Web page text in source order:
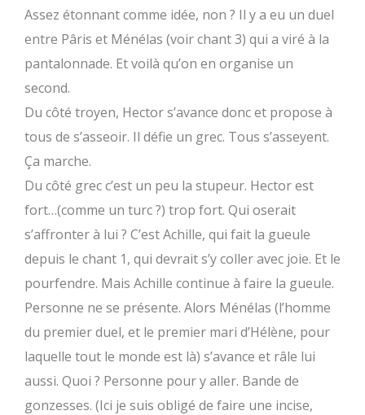
Assez étonnant comme idée, non ? Il y a eu un duel
entre Pâris et Ménélas (voir chant 3) qui a viré à la
pantalonnade. Et voilà qu’on en organise un
second.
Du côté troyen, Hector s’avance donc et propose à
tous de s’asseoir. Il défie un grec. Tous s’asseyent.
Ça marche.
Du côté grec c’est un peu la stupeur. Hector est
fort…(comme un turc ?) trop fort. Qui oserait
s’affronter à lui ? C’est Achille, qui fait la gueule
depuis le chant 1, qui devrait s’y coller avec joie. Et le
pourfendre. Mais Achille continue à faire la gueule.
Personne ne se présente. Alors Ménélas (l’homme
du premier duel, et le premier mari d’Hélène, pour
laquelle tout le monde est là) s’avance et râle lui
aussi. Quoi ? Personne pour y aller. Bande de
gonzesses. (Ici je suis obligé de faire une incise,